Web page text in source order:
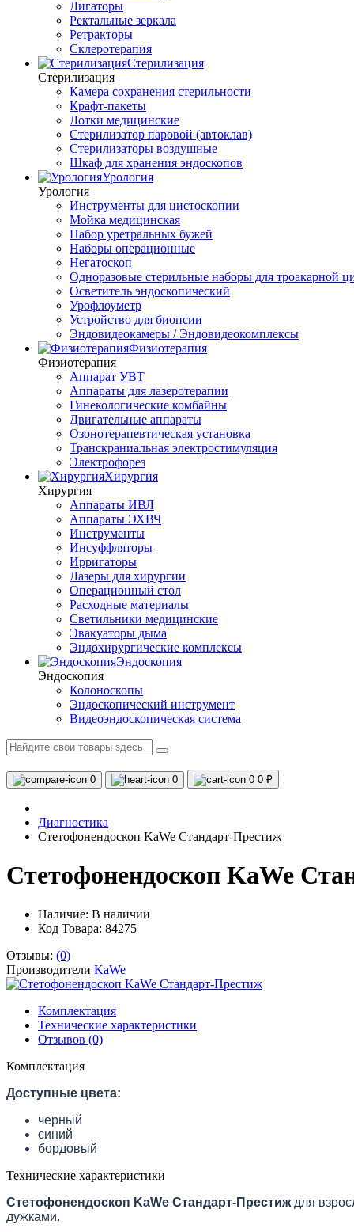
Лигаторы
Ректальные зеркала
Ретракторы
Склеротерапия
Стерилизация
Стерилизация
Камера сохранения стерильности
Крафт-пакеты
Лотки медицинские
Стерилизатор паровой (автоклав)
Стерилизаторы воздушные
Шкаф для хранения эндоскопов
Урология
Урология
Инструменты для цистоскопии
Мойка медицинская
Набор уретральных бужей
Наборы операционные
Негатоскоп
Одноразовые стерильные наборы для троакарной
Осветитель эндоскопический
Урофлоуметр
Устройство для биопсии
Эндовидеокамеры / Эндовидеокомплексы
Физиотерапия
Физиотерапия
Аппарат УВТ
Аппараты для лазеротерапии
Гинекологические комбайны
Двигательные аппараты
Озонотерапевтическая установка
Транскраниальная электростимуляция
Электрофорез
Хирургия
Хирургия
Аппараты ИВЛ
Аппараты ЭХВЧ
Инструменты
Инсуффляторы
Ирригаторы
Лазеры для хирургии
Операционный стол
Расходные материалы
Светильники медицинские
Эвакуаторы дыма
Эндохирургические комплексы
Эндоскопия
Эндоскопия
Колоноскопы
Эндоскопический инструмент
Видеоэндоскопическая система
0 0 0 0 ₽
Диагностика
Стетофонендоскоп KaWe Стандарт-Престиж
Стетофонендоскоп KaWe
Наличие: В наличии
Код Товара: 84275
Отзывы: (0)
Производители KaWe
Комплектация
Технические характеристики
Отзывов (0)
Комплектация
Доступные цвета:
черный
синий
бордовый
Технические характеристики
Стетофонендоскоп KaWe Стандарт-Престиждля
дужками.